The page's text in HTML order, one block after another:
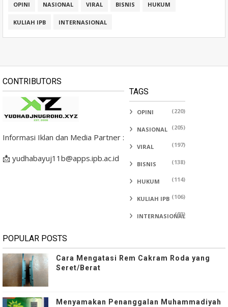
OPINI NASIONAL VIRAL BISNIS HUKUM
KULIAH IPB INTERNASIONAL
CONTRIBUTORS
Informasi Iklan dan Media Partner :
📩 yudhabayuj11b@apps.ipb.ac.id
TAGS
OPINI (220)
NASIONAL (205)
VIRAL (197)
BISNIS (138)
HUKUM (114)
KULIAH IPB (106)
INTERNASIONAL
(93)
POPULAR POSTS
Cara Mengatasi Rem Cakram Roda yang
Seret/Berat
Menyamakan Penanggalan Muhammadiyah